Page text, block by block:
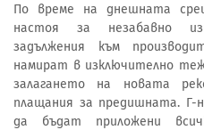
По време на днешната
настоя за незабавно
задължения към
намират в изключително
залагането на новата
плащания за предишната. Г-
да бъдат приложени